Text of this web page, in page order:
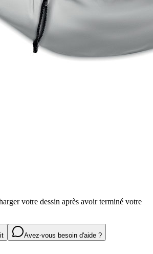
votre dessin après avoir terminé votre
Avez-vous besoin d'aide ?